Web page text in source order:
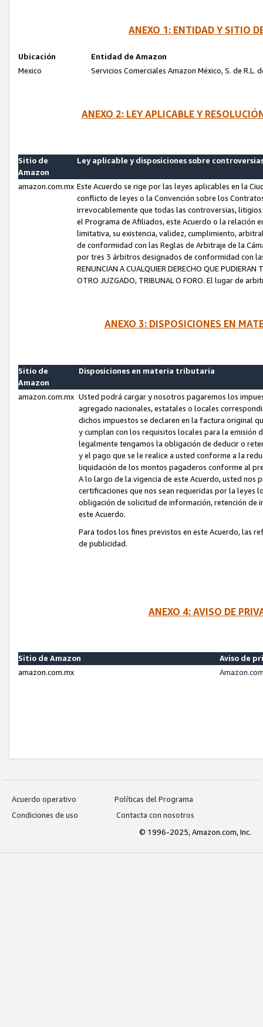
ANEXO 1: ENTIDAD Y SITIO
Ubicación
Entidad de Amazon
Mexico
Servicios Comerciales Amazon México, S. de R.L.
ANEXO 2: LEY APLICABLE Y
Sitio de
Amazon
Ley aplicable y disposiciones sobre
amazon.com.mx Este Acuerdo se rige por las leyes aplicables en la
conflicto de leyes o la Convención sobre los
irrevocablemente que todas las controversias,
el Programa de Afiliados, este Acuerdo o la relación
limitativa, su existencia, validez, cumplimiento,
de conformidad con las Reglas de Arbitraje de la
por tres 3 árbitros designados de conformidad con las
RENUNCIAN A CUALQUIER DERECHO QUE
OTRO JUZGADO, TRIBUNAL O FORO. El lugar de
ANEXO 3: DISPOSICIONES EN
Sitio de
Amazon
Disposiciones en materia tributaria
amazon.com.mx Usted podrá cargar y nosotros pagaremos los
agregado nacionales, estatales o locales
dichos impuestos se declaren en la factura original
y cumplan con los requisitos locales para la emisión
legalmente tengamos la obligación de deducir o
y el pago que se le realice a usted conforme a la
liquidación de los montos pagaderos conforme al
A lo largo de la vigencia de este Acuerdo, usted
certificaciones que nos sean requeridas por la leyes
obligación de solicitud de información, retención de
este Acuerdo.
Para todos los fines previstos en este Acuerdo, las
de publicidad.
ANEXO 4: AVISO DE
Sitio de Amazon
Aviso de
amazon.com.mx
Acuerdo operativo
Políticas del Programa
Condiciones de uso
Contacta con nosotros
© 1996-2025, Amazon.com, Inc.